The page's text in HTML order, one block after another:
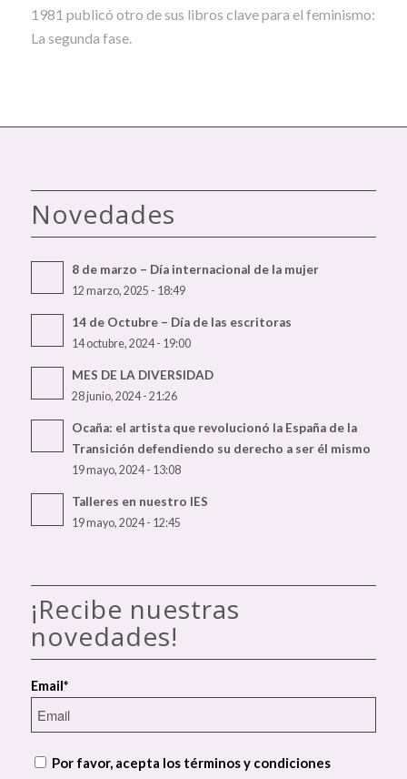
1981 publicó otro de sus libros clave para el feminismo:
La segunda fase.
Novedades
8 de marzo – Día internacional de la mujer
12 marzo, 2025 - 18:49
14 de Octubre – Día de las escritoras
14 octubre, 2024 - 19:00
MES DE LA DIVERSIDAD
28 junio, 2024 - 21:26
Ocaña: el artista que revolucionó la España de la
Transición defendiendo su derecho a ser él mismo
19 mayo, 2024 - 13:08
Talleres en nuestro IES
19 mayo, 2024 - 12:45
¡Recibe nuestras
novedades!
Email*
Por favor, acepta los términos y condiciones